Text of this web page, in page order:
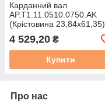
Карданний вал
AP.T1.11.0510.0750.AK
(Крістовина 23,84х61,35)
4 529,20 ₴
Купити
Про нас